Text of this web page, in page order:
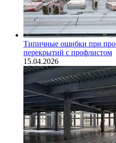
Типичные ошибки при
перекрытий с профлистом
15.04.2026